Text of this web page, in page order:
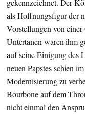
gekennzeichnet. Der
als Hoffnungsfigur der
Vorstellungen von
Untertanen waren ihm
auf seine Einigung des
neuen Papstes schien
Modernisierung zu
Bourbone auf dem
nicht einmal den